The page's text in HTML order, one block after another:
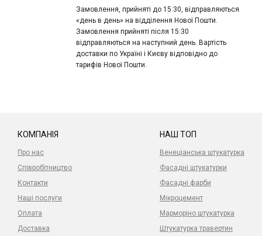
Замовлення, прийняті до 15:30, відправляються
«день в день» на відділення Нової Пошти.
Замовлення прийняті після 15:30
відправляються на наступний день. Вартість
доставки по Україні і Києву відповідно до
тарифів Нової Пошти.
КОМПАНІЯ
Про нас
Співробітництво
Контакти
Наші послуги
Оплата
Доставка
НАШ ТОП
Венеціанська штукатурка
Фасадні штукатурки
Фасадні фарби
Мікроцемент
Марморіно штукатурка
Штукатурка травертин